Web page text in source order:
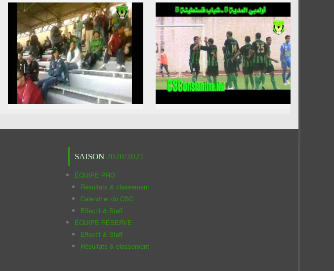
SAISON 2020/2021
ÉQUIPE PRO
Résultats & classement
Calendrier du CSC
Effectif & Staff
ÉQUIPE RÉSERVE
Effectif & Staff
Résultats & classement